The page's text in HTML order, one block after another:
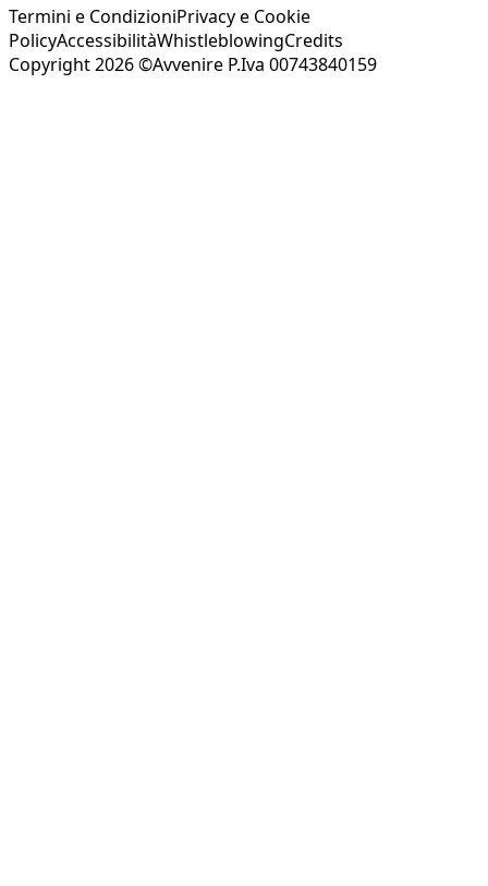
Termini e CondizioniPrivacy e Cookie
PolicyAccessibilitàWhistleblowingCredits
Copyright 2026 ©Avvenire P.Iva 00743840159